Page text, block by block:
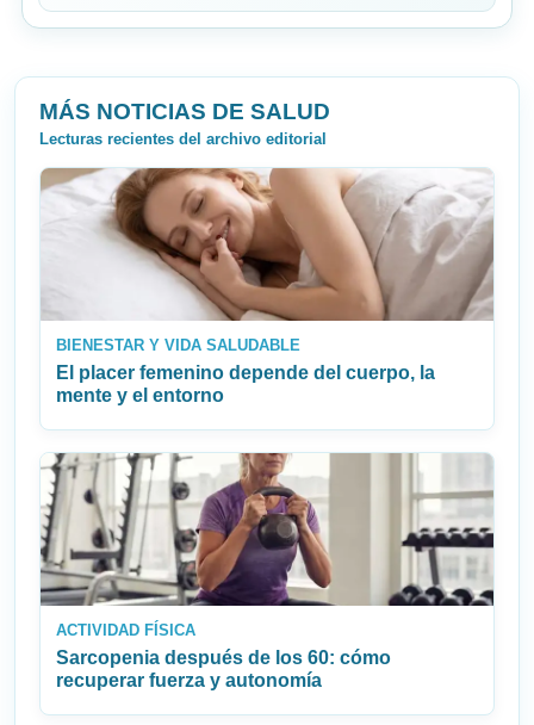
MÁS NOTICIAS DE SALUD
Lecturas recientes del archivo editorial
BIENESTAR Y VIDA SALUDABLE
El placer femenino depende del cuerpo, la
mente y el entorno
ACTIVIDAD FÍSICA
Sarcopenia después de los 60: cómo
recuperar fuerza y autonomía